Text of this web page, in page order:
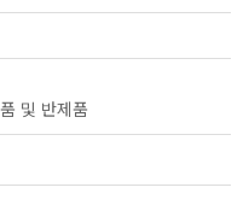
및 반제품